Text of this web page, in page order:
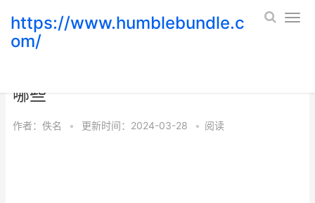
https://www.humblebundle.c
om/
哪些
作者： 佚名 • 更新时间：2024-03-28 • 阅读